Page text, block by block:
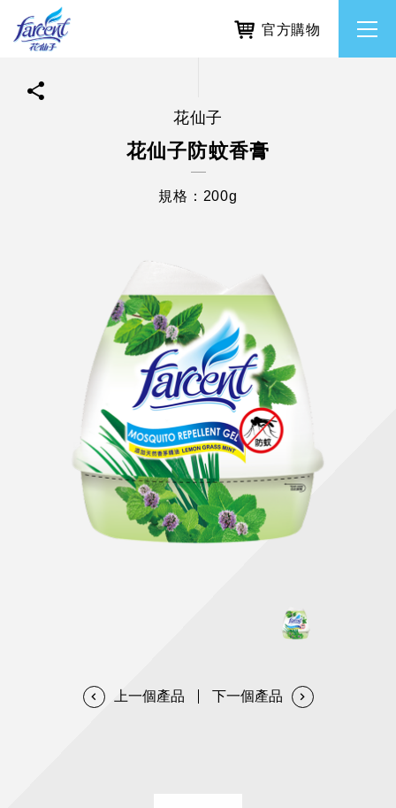
使命與核心價值
經營團隊
居家清潔洗劑
天然清潔洗劑
居家打掃工具
利害關係人互動與經營
透過各種型態及管道與利害關係人建立友善溝通平台
重大訊息
股東會相關重要事項與發佈
常見問題
協助解決您對產品的疑問
官方購物
花仙子
花仙子防蚊香膏
規格：200g